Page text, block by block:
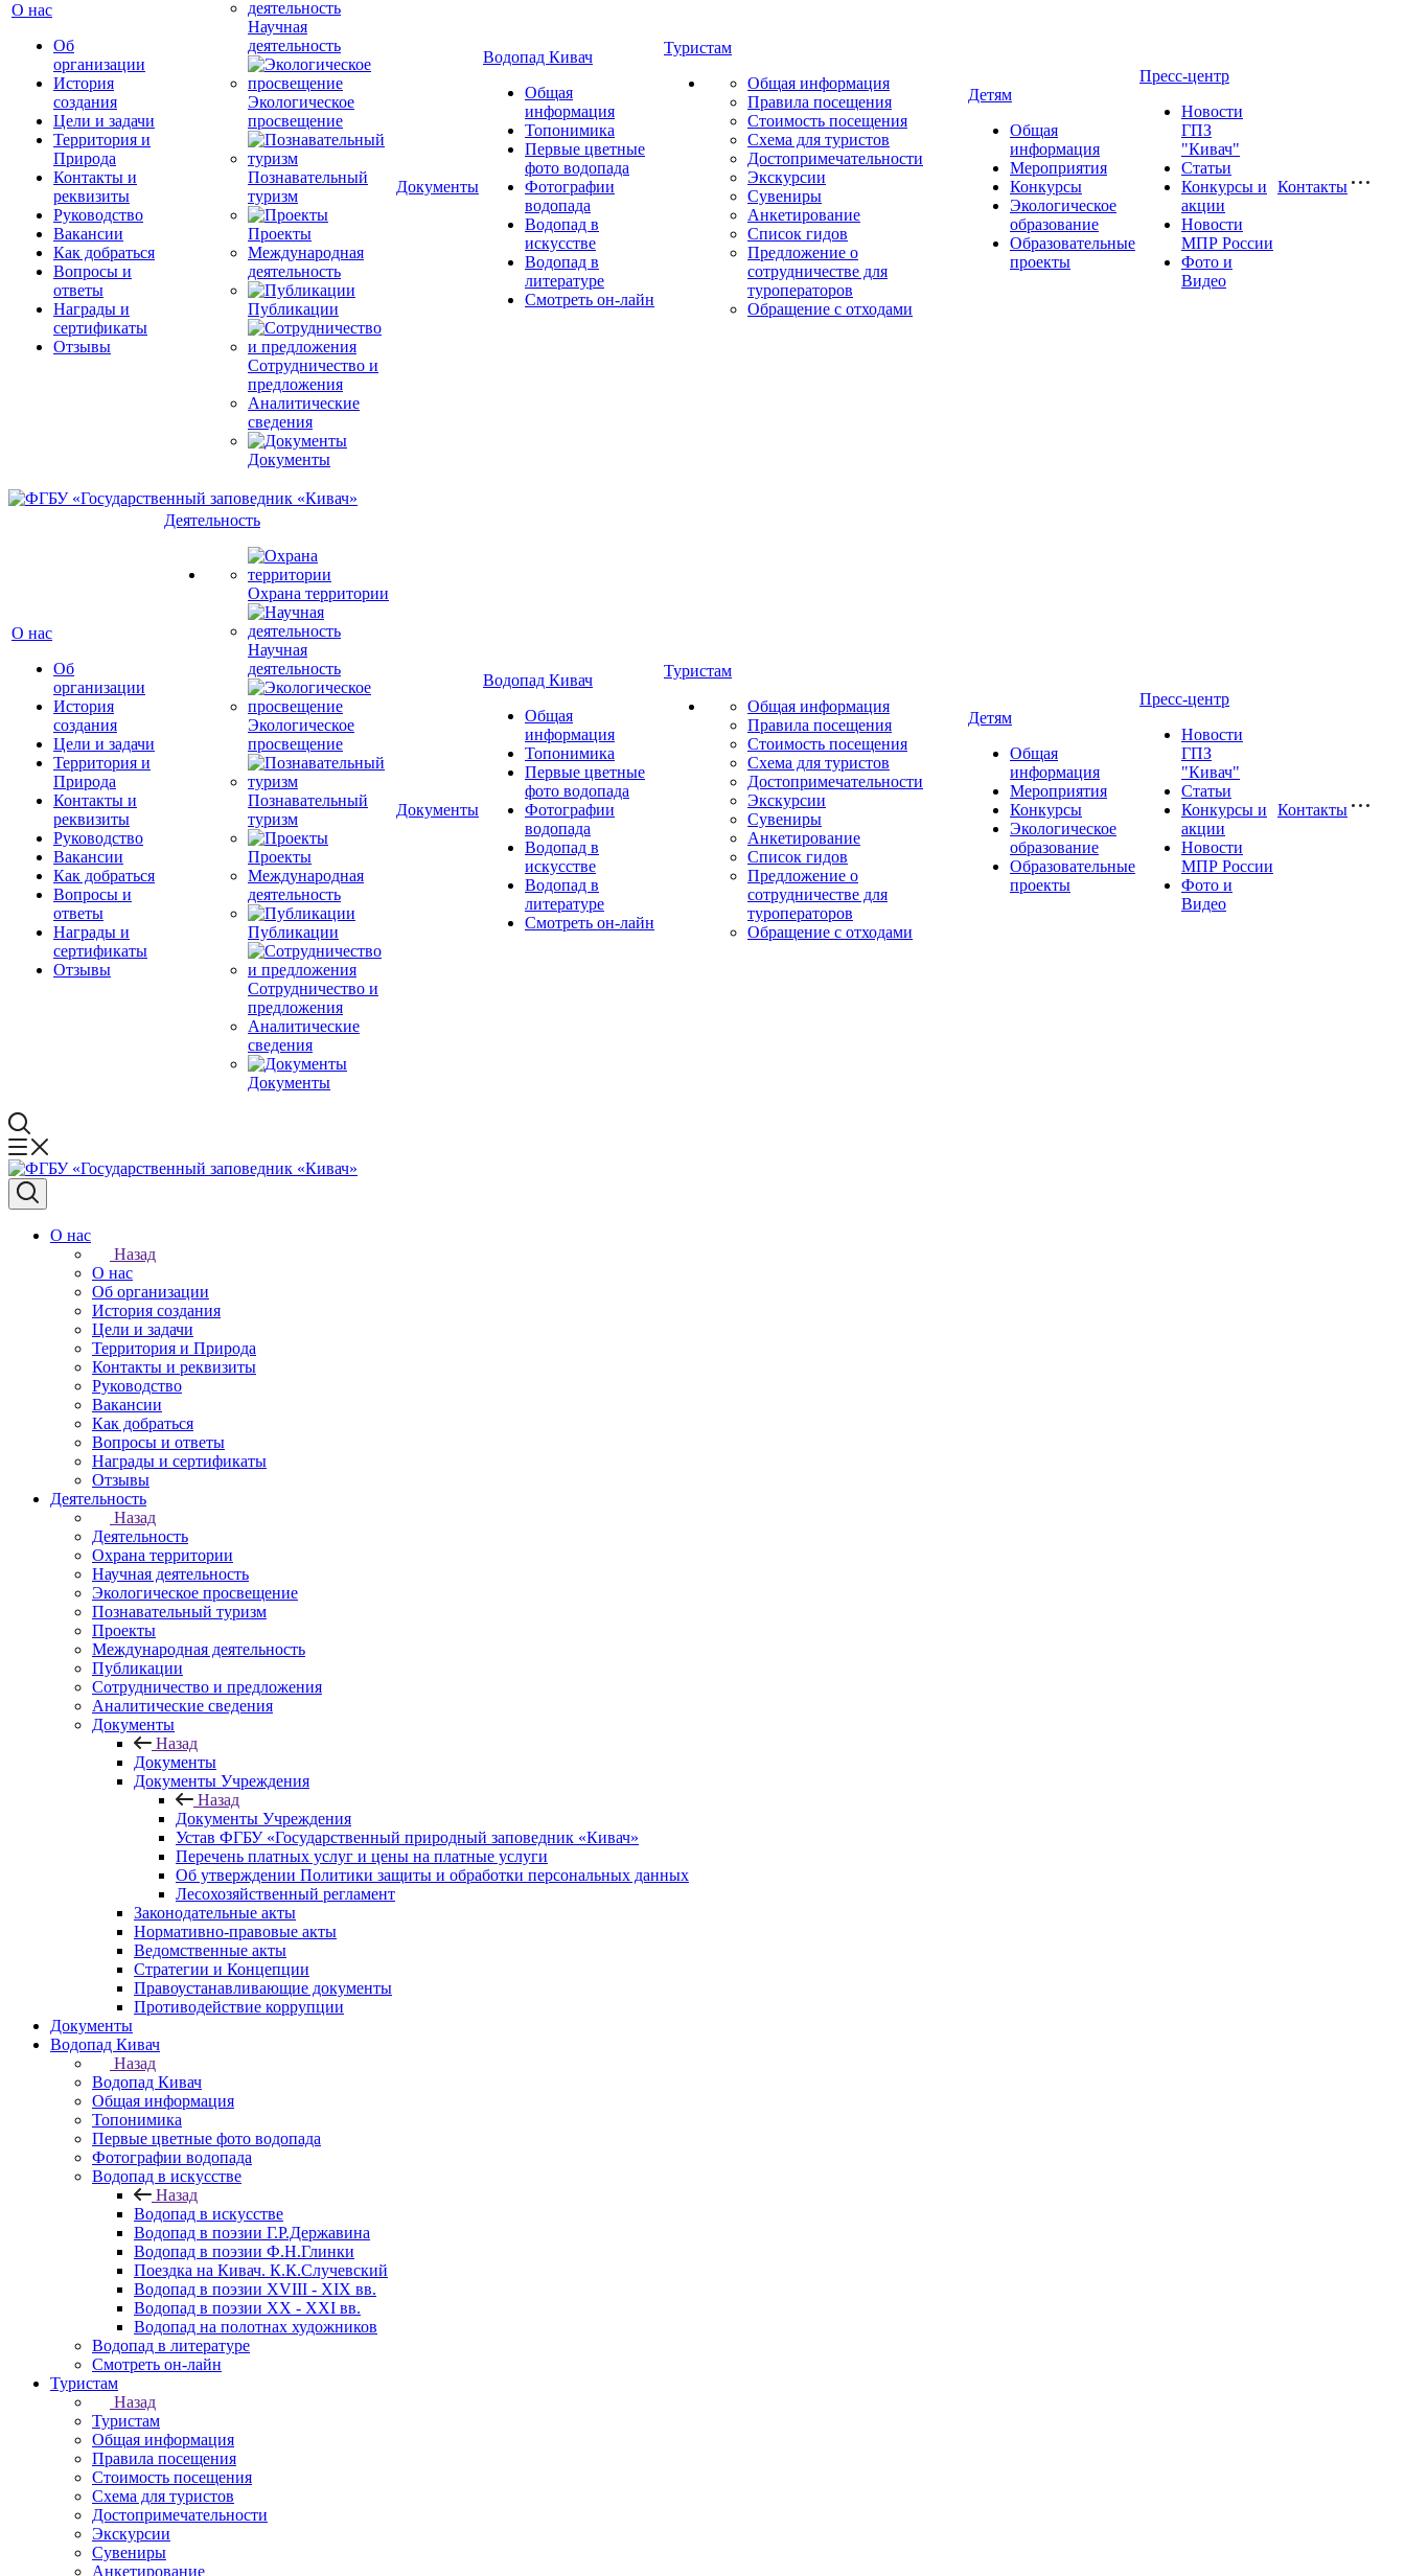
О нас
Об
организации
История
создания
Цели и задачи
Территория и
Природа
Контакты и
реквизиты
Руководство
Вакансии
Как добраться
Вопросы и
ответы
Награды и
сертификаты
Отзывы
Научная
деятельность
Экологическое
просвещение
Познавательный
туризм
Проекты
Международная
деятельность
Публикации
Сотрудничество и
предложения
Аналитические
сведения
Документы
Документы
Водопад Кивач
Общая
информация
Топонимика
Первые цветные
фото водопада
Фотографии
водопада
Водопад в
искусстве
Водопад в
литературе
Смотреть он-лайн
Туристам
Общая информация
Правила посещения
Стоимость посещения
Схема для туристов
Достопримечательности
Экскурсии
Сувениры
Анкетирование
Список гидов
Предложение о
сотрудничестве для
туроператоров
Обращение с отходами
Детям
Общая
информация
Мероприятия
Конкурсы
Экологическое
образование
Образовательные
проекты
Пресс-центр
Новости
ГПЗ
"Кивач"
Статьи
Конкурсы и
акции
Новости
МПР России
Фото и
Видео
Контакты
О нас
Об
организации
История
создания
Цели и задачи
Территория и
Природа
Контакты и
реквизиты
Руководство
Вакансии
Как добраться
Вопросы и
ответы
Награды и
сертификаты
Отзывы
Деятельность
Охрана территории
Научная
деятельность
Экологическое
просвещение
Познавательный
туризм
Проекты
Международная
деятельность
Публикации
Сотрудничество и
предложения
Аналитические
сведения
Документы
Документы
Водопад Кивач
Общая
информация
Топонимика
Первые цветные
фото водопада
Фотографии
водопада
Водопад в
искусстве
Водопад в
литературе
Смотреть он-лайн
Туристам
Общая информация
Правила посещения
Стоимость посещения
Схема для туристов
Достопримечательности
Экскурсии
Сувениры
Анкетирование
Список гидов
Предложение о
сотрудничестве для
туроператоров
Обращение с отходами
Детям
Общая
информация
Мероприятия
Конкурсы
Экологическое
образование
Образовательные
проекты
Пресс-центр
Новости
ГПЗ
"Кивач"
Статьи
Конкурсы и
акции
Новости
МПР России
Фото и
Видео
Контакты
О нас
Назад
О нас
Об организации
История создания
Цели и задачи
Территория и Природа
Контакты и реквизиты
Руководство
Вакансии
Как добраться
Вопросы и ответы
Награды и сертификаты
Отзывы
Деятельность
Назад
Деятельность
Охрана территории
Научная деятельность
Экологическое просвещение
Познавательный туризм
Проекты
Международная деятельность
Публикации
Сотрудничество и предложения
Аналитические сведения
Документы
Назад
Документы
Документы Учреждения
Назад
Документы Учреждения
Устав ФГБУ «Государственный природный заповедник «Кивач»
Перечень платных услуг и цены на платные услуги
Об утверждении Политики защиты и обработки персональных данных
Лесохозяйственный регламент
Законодательные акты
Нормативно-правовые акты
Ведомственные акты
Стратегии и Концепции
Правоустанавливающие документы
Противодействие коррупции
Документы
Водопад Кивач
Назад
Водопад Кивач
Общая информация
Топонимика
Первые цветные фото водопада
Фотографии водопада
Водопад в искусстве
Назад
Водопад в искусстве
Водопад в поэзии Г.Р.Державина
Водопад в поэзии Ф.Н.Глинки
Поездка на Кивач. К.К.Случевский
Водопад в поэзии XVIII - XIX вв.
Водопад в поэзии XX - XXI вв.
Водопад на полотнах художников
Водопад в литературе
Смотреть он-лайн
Туристам
Назад
Туристам
Общая информация
Правила посещения
Стоимость посещения
Схема для туристов
Достопримечательности
Экскурсии
Сувениры
Анкетирование